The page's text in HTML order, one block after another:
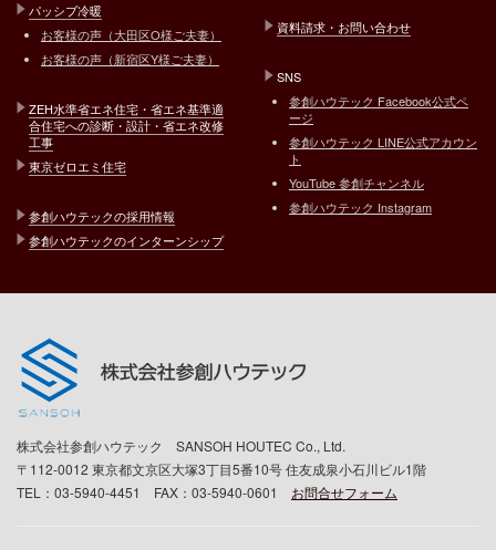
パッシブ冷暖
お客様の声（大田区O様ご夫妻）
お客様の声（新宿区Y様ご夫妻）
ZEH水準省エネ住宅・省エネ基準適
合住宅への診断・設計・省エネ改修
工事
東京ゼロエミ住宅
参創ハウテックの採用情報
参創ハウテックのインターンシップ
資料請求・お問い合わせ
SNS
参創ハウテック Facebook公式ペ
ージ
参創ハウテック LINE公式アカウン
ト
YouTube 参創チャンネル
参創ハウテック Instagram
株式会社参創ハウテック SANSOH HOUTEC Co., Ltd.
〒112-0012 東京都文京区大塚3丁目5番10号 住友成泉小石川ビル1階
TEL：03-5940-4451 FAX：03-5940-0601 お問合せフォーム